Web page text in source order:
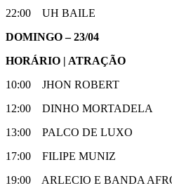
22:00 UH BAILE
DOMINGO – 23/04
HORÁRIO | ATRAÇÃO
10:00 JHON ROBERT
12:00 DINHO MORTADELA
13:00 PALCO DE LUXO
17:00 FILIPE MUNIZ
19:00 ARLECIO E BANDA